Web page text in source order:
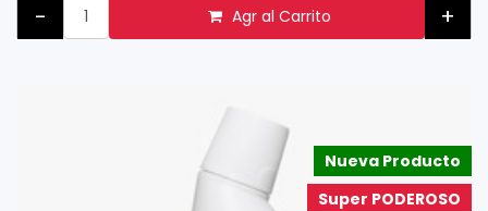
- Agr al Carrito +
Nueva Producto
Super PODEROSO